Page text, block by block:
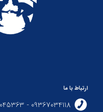
ارتباط با ما
09367034118 - 09195045363